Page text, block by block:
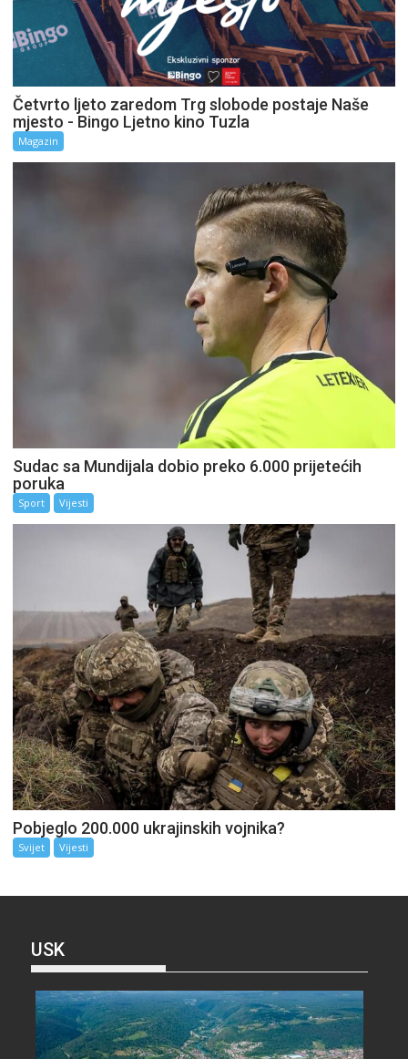
Četvrto ljeto zaredom Trg slobode postaje Naše
mjesto - Bingo Ljetno kino Tuzla
Magazin
Sudac sa Mundijala dobio preko 6.000 prijetećih
poruka
Sport Vijesti
Pobjeglo 200.000 ukrajinskih vojnika?
Svijet Vijesti
USK